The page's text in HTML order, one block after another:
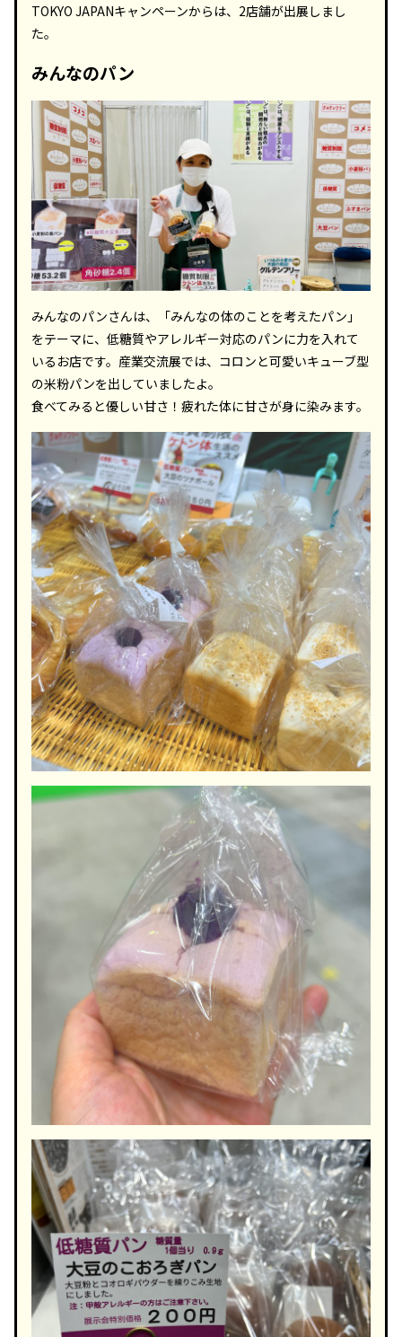
TOKYO JAPANキャンペーンからは、2店舗が出展しまし
た。
みんなのパン
みんなのパンさんは、「みんなの体のことを考えたパン」
をテーマに、低糖質やアレルギー対応のパンに力を入れて
いるお店です。産業交流展では、コロンと可愛いキューブ型
の米粉パンを出していましたよ。
食べてみると優しい甘さ！疲れた体に甘さが身に染みます。